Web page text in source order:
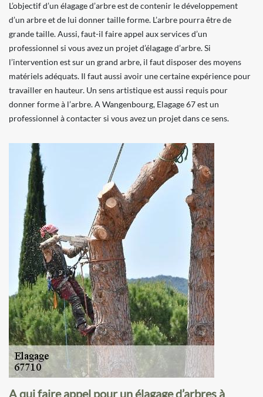
L’objectif d’un élagage d’arbre est de contenir le développement
d’un arbre et de lui donner taille forme. L’arbre pourra être de
grande taille. Aussi, faut-il faire appel aux services d’un
professionnel si vous avez un projet d’élagage d’arbre. Si
l’intervention est sur un grand arbre, il faut disposer des moyens
matériels adéquats. Il faut aussi avoir une certaine expérience pour
travailler en hauteur. Un sens artistique est aussi requis pour
donner forme à l’arbre. A Wangenbourg, Elagage 67 est un
professionnel à contacter si vous avez un projet dans ce sens.
A qui faire appel pour un élagage d’arbres à